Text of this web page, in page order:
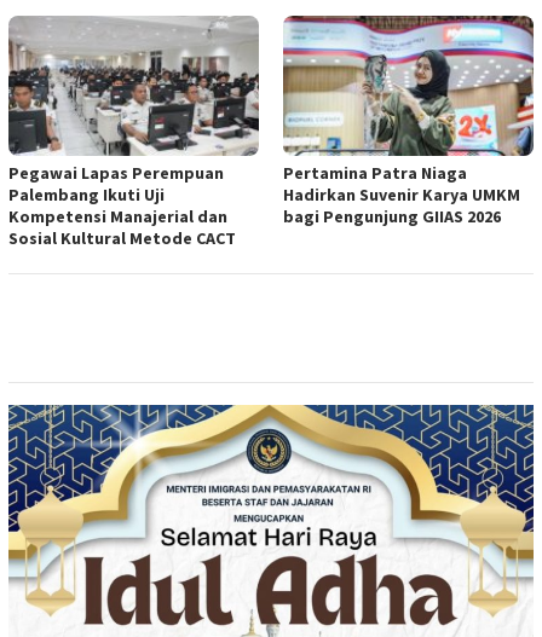
Pegawai Lapas Perempuan
Palembang Ikuti Uji
Kompetensi Manajerial dan
Sosial Kultural Metode CACT
Pertamina Patra Niaga
Hadirkan Suvenir Karya UMKM
bagi Pengunjung GIIAS 2026